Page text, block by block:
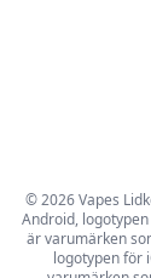
© 2026 Vapes
Android,
är varumärken
logotypen för